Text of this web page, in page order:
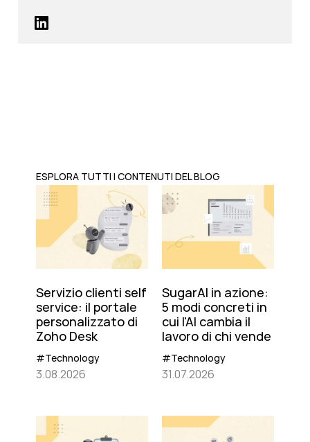
ESPLORA TUTTI I CONTENUTI DEL BLOG
Servizio clienti self
service: il portale
personalizzato di
Zoho Desk
#Technology
3.08.2026
SugarAI in azione:
5 modi concreti in
cui l'AI cambia il
lavoro di chi vende
#Technology
31.07.2026